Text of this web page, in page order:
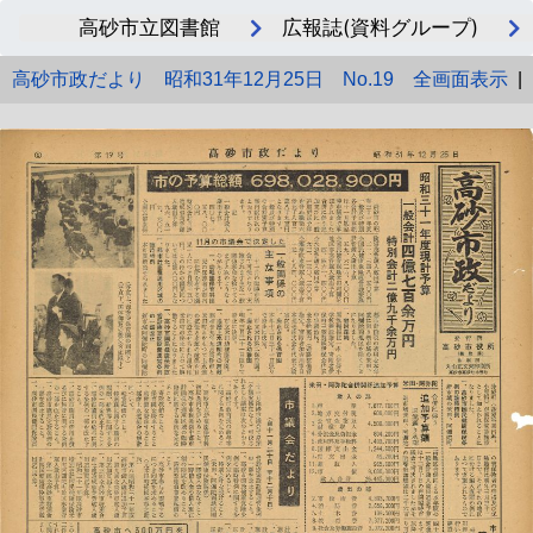
高砂市立図書館 広報誌(資料グループ)